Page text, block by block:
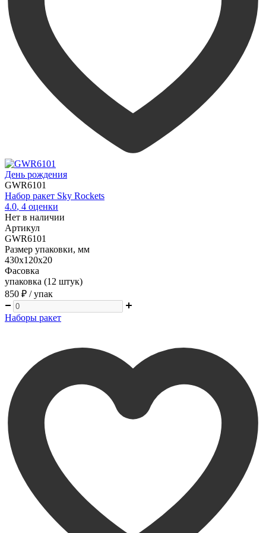
День рождения
GWR6101
Набор ракет Sky Rockets
4.0, 4 оценки
Нет в наличии
Артикул
GWR6101
Размер упаковки, мм
430х120х20
Фасовка
упаковка (12 штук)
850 ₽ / упак
Наборы ракет